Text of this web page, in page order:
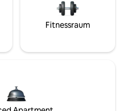
Fitnessraum